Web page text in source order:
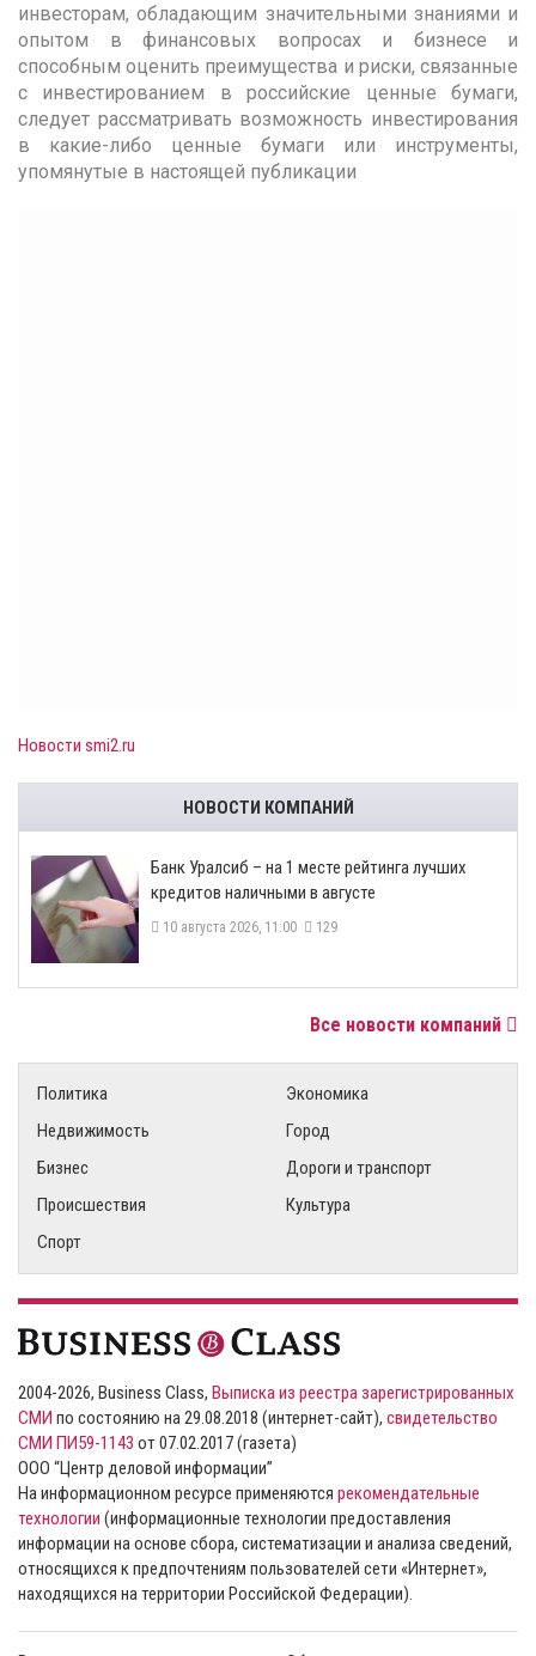
инвесторам, обладающим значительными знаниями и
опытом в финансовых вопросах и бизнесе и
способным оценить преимущества и риски, связанные
с инвестированием в российские ценные бумаги,
следует рассматривать возможность инвестирования
в какие-либо ценные бумаги или инструменты,
упомянутые в настоящей публикации
Новости smi2.ru
НОВОСТИ КОМПАНИЙ
Банк Уралсиб – на 1 месте рейтинга лучших
кредитов наличными в августе
10 августа 2026, 11:00 129
Все новости компаний
Политика
Экономика
Недвижимость
Город
Бизнес
Дороги и транспорт
Происшествия
Культура
Спорт
2004-2026, Business Class, Выписка из реестра зарегистрированных
СМИ по состоянию на 29.08.2018 (интернет-сайт), свидетельство
СМИ ПИ59-1143 от 07.02.2017 (газета)
ООО “Центр деловой информации”
На информационном ресурсе применяются рекомендательные
технологии (информационные технологии предоставления
информации на основе сбора, систематизации и анализа сведений,
относящихся к предпочтениям пользователей сети «Интернет»,
находящихся на территории Российской Федерации).